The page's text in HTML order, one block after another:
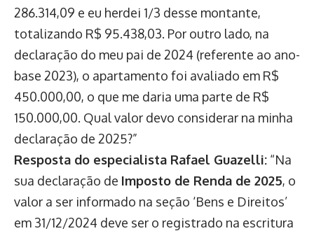
286.314,09 e eu herdei 1/3 desse montante,
totalizando R$ 95.438,03. Por outro lado, na
declaração do meu pai de 2024 (referente ao ano-
base 2023), o apartamento foi avaliado em R$
450.000,00, o que me daria uma parte de R$
150.000,00. Qual valor devo considerar na minha
declaração de 2025?”
Resposta do especialista Rafael Guazelli: “Na
sua declaração de Imposto de Renda de 2025, o
valor a ser informado na seção ‘Bens e Direitos’
em 31/12/2024 deve ser o registrado na escritura